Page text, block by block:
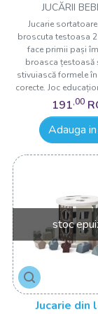
JUCĂRII
Jucarie
broscuta testoasa
face primii pași
broasca țestoasă
stivuiască formele
corecte. Joc
191,00
Adauga
stoc
Jucarie din